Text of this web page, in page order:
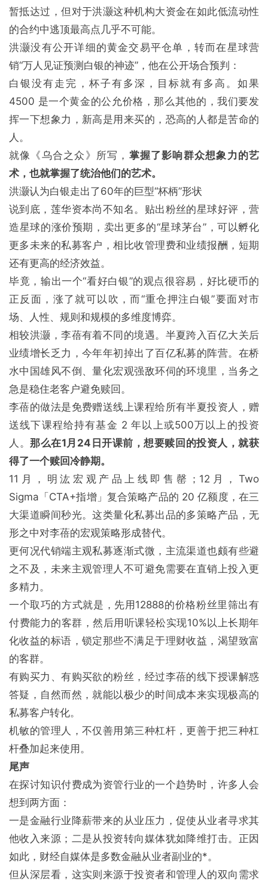
暂抵达过，但对于洪灏这种机构大资金在如此低流动性
的合约中逃顶最高点几乎不可能。
洪灏没有公开详细的黄金交易平仓单，转而在星球营
销“万人见证预测白银的神迹”，他在公开场合预判：
白银没有走完，杯子有多深，目标就有多高。如果
4500 是一个黄金的公允价格，那么其他的，我们要发
挥一下想象力，新高是用来买的，恐高的人都是苦命的
人。
就像《乌合之众》所写， 掌握了影响群众想象力的艺
术，也就掌握了统治他们的艺术。
洪灏认为白银走出了60年的巨型“杯柄”形状
说到底，莲华资本尚不知名。贴出粉丝的星球好评，营
造星球的涨价预期，卖出更多的“星球茅台”，可以孵化
更多未来的私募客户，相比收管理费和业绩报酬，短期
还有更高的经济效益。
毕竟，输出一个“看好白银”的观点很容易，好比硬币的
正反面，涨了就可以吹，而“重仓押注白银”要面对市
场、人性、规则和规模的多维度博弈。
相较洪灏，李蓓有着不同的境遇。半夏跨入百亿大关后
业绩增长乏力，今年年初掉出了百亿私募的阵营。在桥
水中国雄风不倒、量化宏观强敌环伺的环境里，当务之
急是稳住老客户避免赎回。
李蓓的做法是免费赠送线上课程给所有半夏投资人，赠
送线下课程给持有基金 2 年以上或500万以上的投资
人。那么在1月24日开课前，想要赎回的投资人，就获
得了一个赎回冷静期。
11月，明汯宏观产品上线即售罄；12月，Two
Sigma「CTA+指增」复合策略产品的 20 亿额度，在三
大渠道瞬间秒光。这类量化私募出品的多策略产品，无
形之中对李蓓的宏观策略形成替代。
更何况代销端主观私募逐渐式微，主流渠道也颇有些避
之不及，未来主观管理人不可避免需要在直销上投入更
多精力。
一个取巧的方式就是，先用12888的价格粉丝里筛出有
付费能力的客群，然后用听课轻松实现10%以上长期年
化收益的标语，锁定那些不满足于理财收益，渴望致富
的客群。
有购买力、有购买欲的粉丝，经过李蓓的线下授课解惑
答疑，自然而然，就能以极少的时间成本来实现极高的
私募客户转化。
机敏的管理人，不仅善用第三种杠杆，更善于把三种杠
杆叠加起来使用。
尾声
在探讨知识付费成为资管行业的一个趋势时，许多人会
想到两方面：
一是金融行业降薪带来的从业压力，促使从业者寻求其
他收入来源；二是从投资转向媒体犹如降维打击。正因
如此，财经自媒体是多数金融从业者副业的*。
但从深层看，这实则来源于投资者和管理人的双向需求